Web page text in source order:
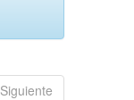
Siguiente